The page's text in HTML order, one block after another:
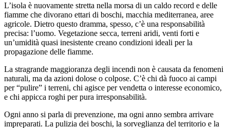
L’isola è nuovamente stretta nella morsa di un caldo record e delle
fiamme che divorano ettari di boschi, macchia mediterranea, aree
agricole. Dietro questo dramma, spesso, c’è una responsabilità
precisa: l’uomo. Vegetazione secca, terreni aridi, venti forti e
un’umidità quasi inesistente creano condizioni ideali per la
propagazione delle fiamme.
La stragrande maggioranza degli incendi non è causata da fenomeni
naturali, ma da azioni dolose o colpose. C’è chi dà fuoco ai campi
per “pulire” i terreni, chi agisce per vendetta o interesse economico,
e chi appicca roghi per pura irresponsabilità.
Ogni anno si parla di prevenzione, ma ogni anno sembra arrivare
impreparati. La pulizia dei boschi, la sorveglianza del territorio e la